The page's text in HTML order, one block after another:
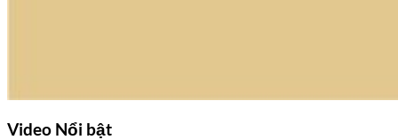
Video Nổi bật